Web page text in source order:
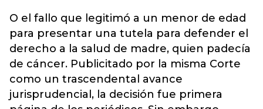
O el fallo que legitimó a un menor de edad
para presentar una tutela para defender el
derecho a la salud de madre, quien padecía
de cáncer. Publicitado por la misma Corte
como un trascendental avance
jurisprudencial, la decisión fue primera